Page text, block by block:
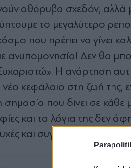
αθόρυβα σχεδόν, αλλά
το μεγαλύτερο
που πρέπει να γίνει
ανυπομονησία! Δεν θα
Η ανάρτηση
νέο κεφάλαιο στη ζωή
σημασία που δίνει σε
και τα λόγια της δεν
και συγχαρητήρια για